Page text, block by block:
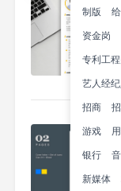
制版
资金岗
专利工
艺人经纪
招商
游戏
银行
新媒体